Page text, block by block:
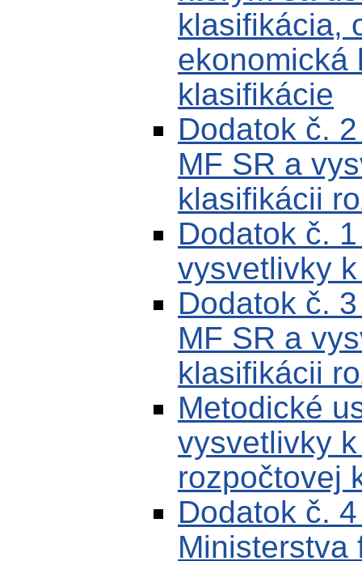
klasifikácia,
ekonomická
klasifikácie
Dodatok č.
MF SR a
klasifikácii
Dodatok č.
vysvetlivky
Dodatok č.
MF SR a
klasifikácii
Metodické
vysvetlivky
rozpočtovej
Dodatok č.
Ministerstva